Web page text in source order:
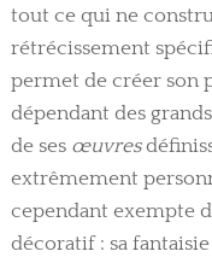
tout ce qui ne
rétrécissement
permet de créer son
dépendant des
de ses œuvres
extrêmement
cependant exempte
décoratif : sa